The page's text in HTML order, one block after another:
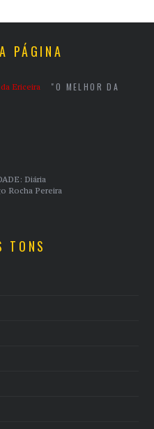
PÁGINA
"O MELHOR DA
Diária
Rocha Pereira
TONS